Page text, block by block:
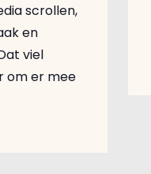
scrollen,
en
viel
om er mee